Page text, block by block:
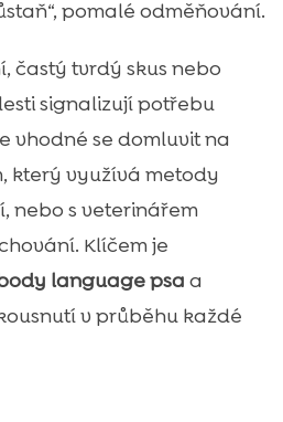
pomalé odměňování.
častý tvrdý skus nebo
signalizují potřebu
vhodné se domluvit na
který využívá metody
nebo s veterinářem
Klíčem je
language psa a
v průběhu každé